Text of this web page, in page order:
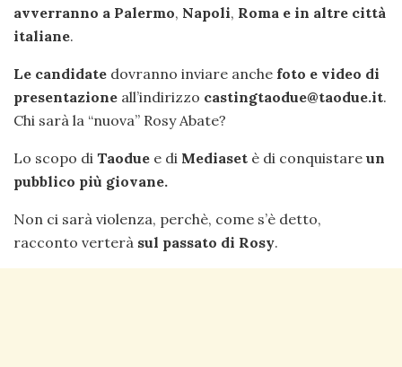
avverranno a Palermo, Napoli, Roma e in altre città
italiane.
Le candidate dovranno inviare anche foto e video di
presentazione all’indirizzo castingtaodue@taodue.it.
Chi sarà la “nuova” Rosy Abate?
Lo scopo di Taodue e di Mediaset è di conquistare un
pubblico più giovane.
Non ci sarà violenza, perchè, come s’è detto,
racconto verterà sul passato di Rosy.